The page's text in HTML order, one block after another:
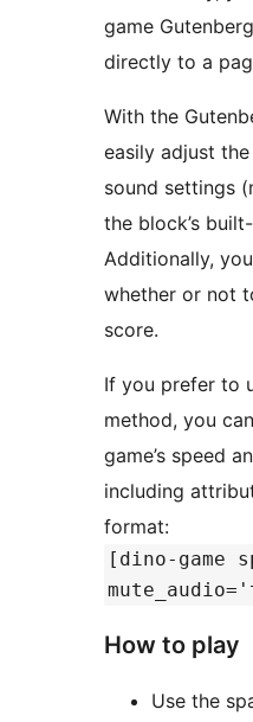
game
directly to a
With the
easily adjust the
sound settings
the block’s
Additionally,
whether or not
score.
If you prefer to
method, you
game’s speed
including
format:
[dino-game
How to play
Use the